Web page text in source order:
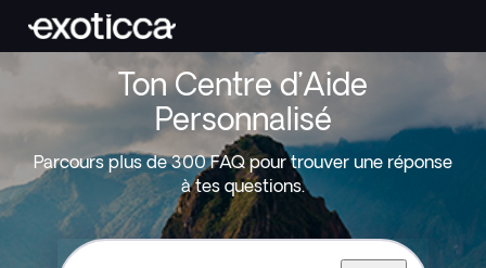
Ton Centre d’Aide
Personnalisé
Parcours plus de 300 FAQ pour trouver une réponse
à tes questions.